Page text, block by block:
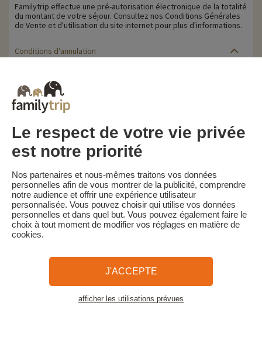
Familytrip effectue une pré-autorisation électronique de la totalité
du montant de votre séjour. Consultez nos Conditions Générales
de Vente et d'utilisation du site internet pour plus d'informations.
Conditions d’annulation
de la réservation par e-mail 35 jours avant le début du séjour.
Les pénalités d'annulation sont calculées sur la base du barème
suivant :
• Annulation 30 jours ou plus avant la date de début du séjour :
acompte conservé
• Annulation moins de 30 jours avant la date de début du séjour :
100 % du prix du séjour
Familytrip vous conseille de souscrire l'assurance annulation de
son partenaire Areas Assurances. Souscrivez au moment de la
réservation ou dans les 24h suivant votre réservation par
téléphone.
CGV et Charte de Confidentialité
La Presse parle de nous
Plan du site
Le respect de votre vie privée
est notre priorité
Nos partenaires et nous-mêmes traitons vos données
personnelles afin de vous montrer de la publicité, comprendre
notre audience et offrir une expérience utilisateur
personnalisée. Vous pouvez choisir qui utilise vos données
personnelles et dans quel but. Vous pouvez également faire le
choix à tout moment de modifier vos réglages en matière de
cookies.
J'ACCEPTE
afficher les utilisations prévues